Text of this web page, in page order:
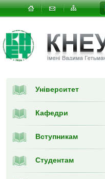
Університет
Кафедри
Вступникам
Студентам